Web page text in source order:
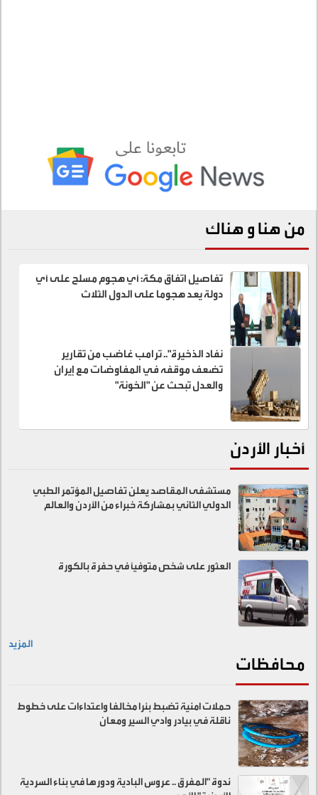
من هنا و هناك
تفاصيل اتفاق مكة: أي هجوم مسلح على أي
دولة يعد هجوما على الدول الثلاث
نفاد الذخيرة".. ترامب غاضب من تقارير
تضعف موقفه في المفاوضات مع إيران
والعدل تبحث عن "الخونة"
أخبار الأردن
مستشفى المقاصد يعلن تفاصيل المؤتمر الطبي
الدولي الثاني بمشاركة خبراء من الأردن والعالم
العثور على شخص متوفيًا في حفرة بالكورة
المزيد
محافظات
حملات امنية تضبط بئرا مخالفا واعتداءات على خطوط
ناقلة في بيادر وادي السير ومعان
ندوة "المفرق .. عروس البادية ودورها في بناء السردية